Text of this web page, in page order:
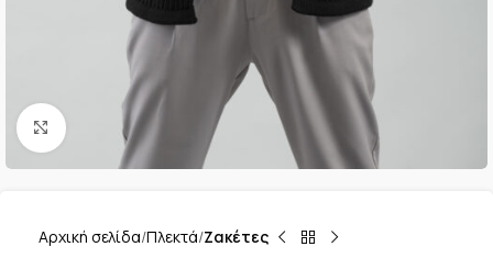
Κλικ για μεγέθυνση
Αρχική σελίδα Πλεκτά Ζακέτες